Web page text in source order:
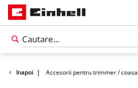
Inapoi |
gradina Accesorii pentru trimmer / coasa